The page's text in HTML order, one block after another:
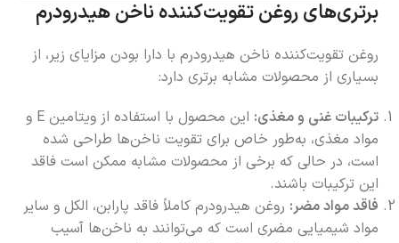
برتری‌های روغن تقویت‌کننده ناخن هیدرودرم
روغن تقویت‌کننده ناخن هیدرودرم با دارا بودن مزایای زیر، از
بسیاری از محصولات مشابه برتری دارد:
ترکیبات غنی و مغذی:
این محصول با استفاده از ویتامین E و
مواد مغذی، به‌طور خاص برای تقویت ناخن‌ها طراحی شده
است، در حالی که برخی از محصولات مشابه ممکن است فاقد
این ترکیبات باشند.
فاقد مواد مضر: روغن هیدرودرم کاملاً فاقد پارابن، الکل و سایر
مواد شیمیایی مضری است که می‌توانند به ناخن‌ها آسیب